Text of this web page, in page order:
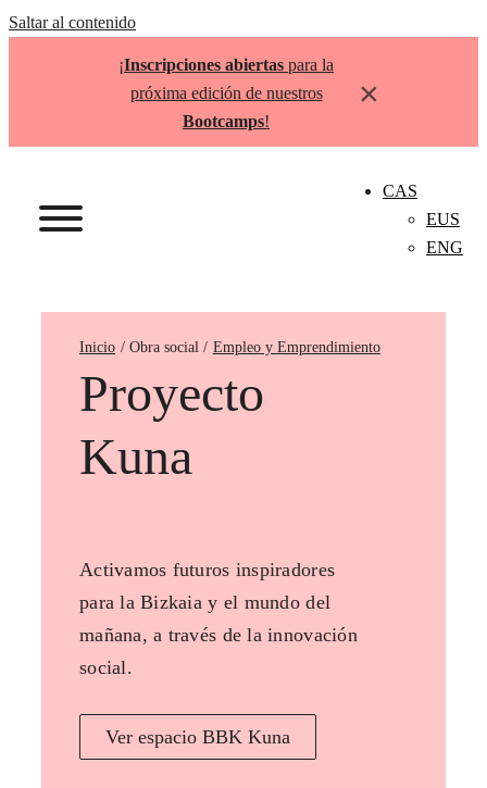
Saltar al contenido
¡Inscripciones abiertas para la
próxima edición de nuestros
Bootcamps!
×
CAS
EUS
ENG
Inicio Empleo y Emprendimiento
Proyecto
Kuna
Activamos futuros inspiradores
para la Bizkaia y el mundo del
mañana, a través de la innovación
social.
Ver espacio BBK Kuna